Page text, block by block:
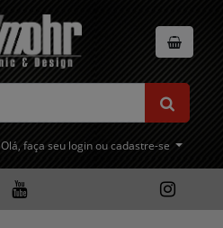
Olá, faça seu login ou cadastre-se